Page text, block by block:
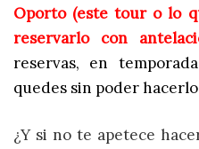
Oporto (este tour o lo
reservarlo con
reservas, en
quedes sin poder
¿Y si no te apetece